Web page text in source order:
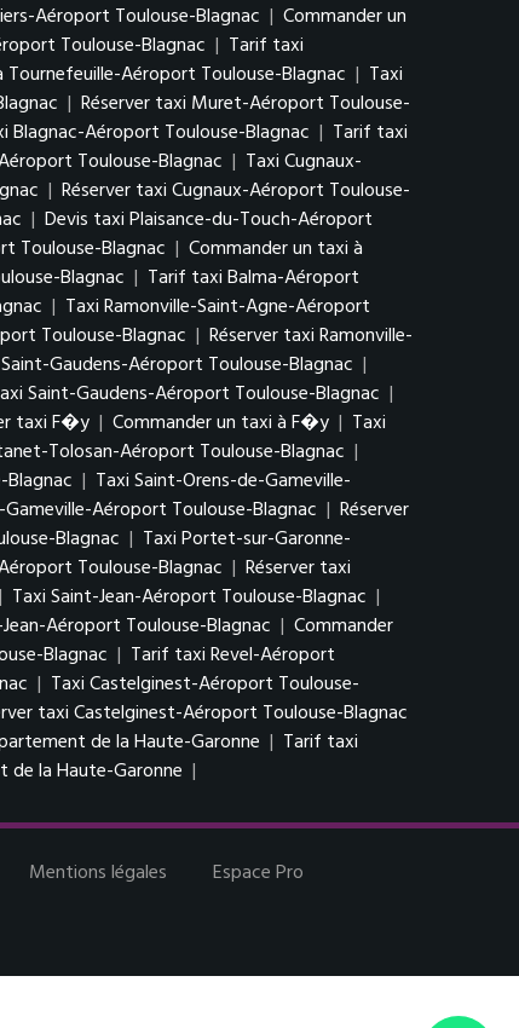
Aéroport Toulouse-Blagnac | Commander un
Toulouse-Blagnac | Tarif taxi
Tournefeuille-Aéroport Toulouse-Blagnac | Taxi
| Réserver taxi Muret-Aéroport Toulouse-
Blagnac-Aéroport Toulouse-Blagnac | Tarif taxi
Toulouse-Blagnac | Taxi Cugnaux-
| Réserver taxi Cugnaux-Aéroport Toulouse-
| Devis taxi Plaisance-du-Touch-Aéroport
Toulouse-Blagnac | Commander un taxi à
Blagnac | Tarif taxi Balma-Aéroport
| Taxi Ramonville-Saint-Agne-Aéroport
Toulouse-Blagnac | Réserver taxi Ramonville-
Gaudens-Aéroport Toulouse-Blagnac |
Saint-Gaudens-Aéroport Toulouse-Blagnac |
taxi F�y | Commander un taxi à F�y | Taxi
Tolosan-Aéroport Toulouse-Blagnac |
| Taxi Saint-Orens-de-Gameville-
Aéroport Toulouse-Blagnac | Réserver
Blagnac | Taxi Portet-sur-Garonne-
Toulouse-Blagnac | Réserver taxi
| Taxi Saint-Jean-Aéroport Toulouse-Blagnac |
Aéroport Toulouse-Blagnac | Commander
Blagnac | Tarif taxi Revel-Aéroport
| Taxi Castelginest-Aéroport Toulouse-
taxi Castelginest-Aéroport Toulouse-Blagnac
de la Haute-Garonne | Tarif taxi
de la Haute-Garonne |
Mentions légales Espace Pro